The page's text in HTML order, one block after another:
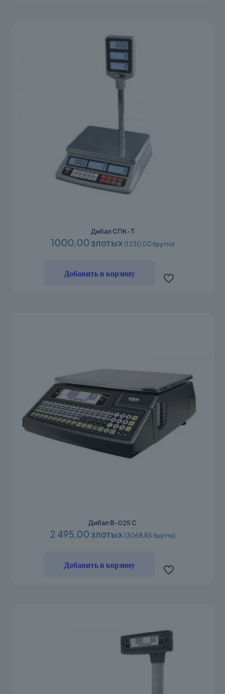
Дибал СПК-Т
1000,00 злотых (1 230,00 брутто)
Добавить в корзину
Дибал В-025 С
2 495,00 злотых (3068,85 брутто)
Добавить в корзину